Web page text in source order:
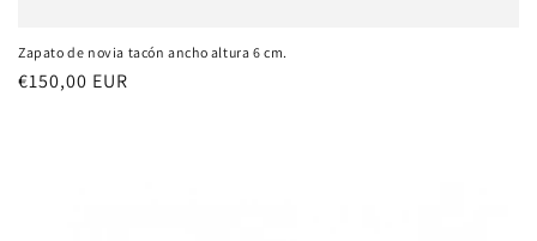
Zapato de novia tacón ancho altura 6 cm.
Precio
€150,00 EUR